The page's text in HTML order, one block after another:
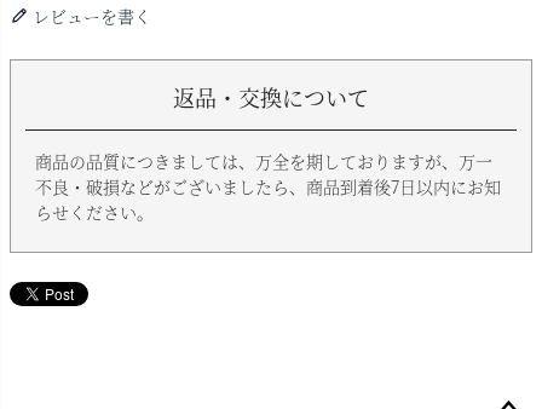
レビューを書く
返品・交換について
商品の品質につきましては、万全を期しておりますが、万一
不良・破損などがございましたら、商品到着後7日以内にお知
らせください。